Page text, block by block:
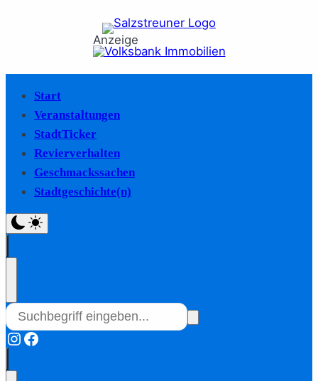
Anzeige
Start
Veranstaltungen
StadtTicker
Revierverhalten
Geschmackssachen
Stadtgeschichte(n)
Instagram
Facebook